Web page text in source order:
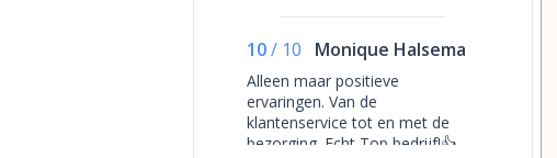
10/ 10 Monique Halsema
Alleen maar positieve
ervaringen. Van de
klantenservice tot en met de
bezorging. Echt Top bedrijf!👍